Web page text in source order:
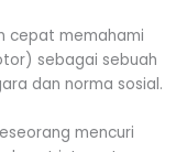
cepat memahami
sebagai sebuah
dan norma sosial.
mencuri